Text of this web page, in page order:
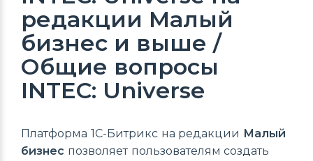
редакции Малый
бизнес и выше /
Общие вопросы
INTEC: Universe
Платформа 1С-Битрикс на редакции Малый
бизнес позволяет пользователям создать